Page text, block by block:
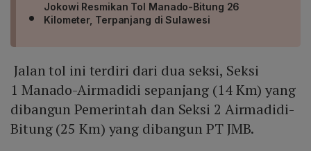
Jokowi Resmikan Tol Manado-Bitung 26
Kilometer, Terpanjang di Sulawesi
Jalan tol ini terdiri dari dua seksi, Seksi
1 Manado-Airmadidi sepanjang (14 Km) yang
dibangun Pemerintah dan Seksi 2 Airmadidi-
Bitung (25 Km) yang dibangun PT JMB.